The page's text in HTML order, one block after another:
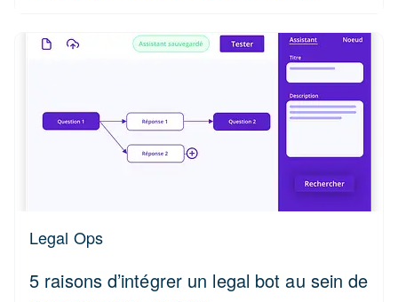
Legal Ops
5 raisons d’intégrer un legal bot au sein de